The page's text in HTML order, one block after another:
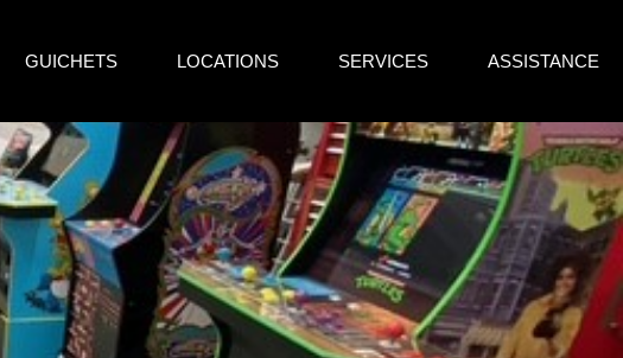
GUICHETS LOCATIONS SERVICES ASSISTANCE